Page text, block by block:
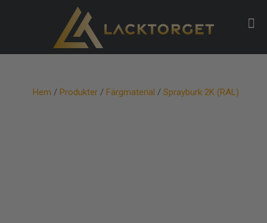
Hem / Produkter / Färgmaterial / Sprayburk 2K (RAL)